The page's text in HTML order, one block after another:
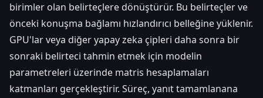
birimler olan belirteçlere dönüştürür. Bu belirteçler ve
önceki konuşma bağlamı hızlandırıcı belleğine yüklenir.
GPU'lar veya diğer yapay zeka çipleri daha sonra bir
sonraki belirteci tahmin etmek için modelin
parametreleri üzerinde matris hesaplamaları
katmanları gerçekleştirir. Süreç, yanıt tamamlanana